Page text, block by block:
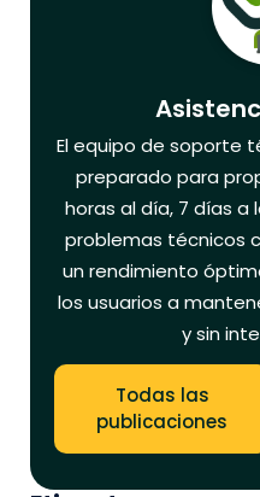
El equipo de soporte
preparado para
horas al día, 7 días a
problemas técnicos
un rendimiento
los usuarios a
y sin
Todas las
publicaciones